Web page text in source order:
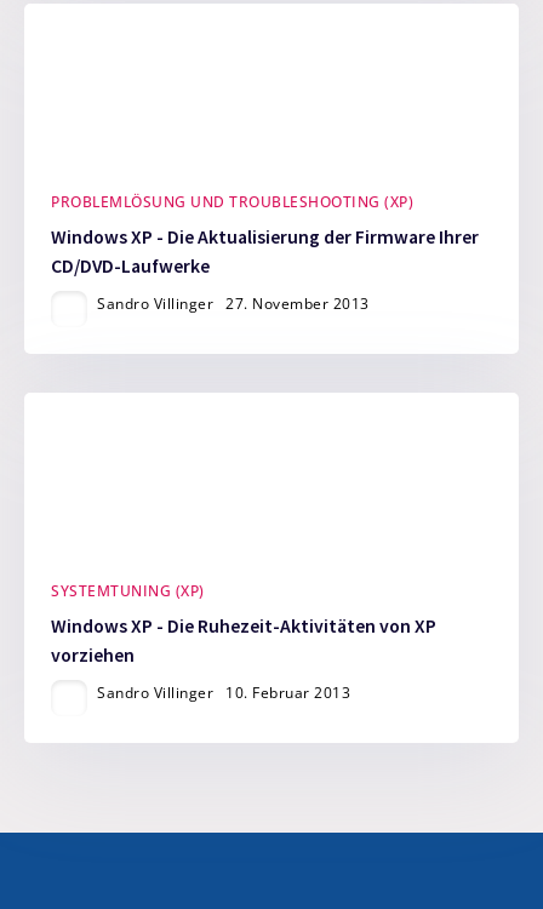
PROBLEMLÖSUNG UND TROUBLESHOOTING (XP)
Windows XP - Die Aktualisierung der Firmware Ihrer
CD/DVD-Laufwerke
Sandro Villinger 27. November 2013
SYSTEMTUNING (XP)
Windows XP - Die Ruhezeit-Aktivitäten von XP
vorziehen
Sandro Villinger 10. Februar 2013